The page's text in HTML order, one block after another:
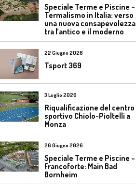
Speciale Terme e Piscine –
Termalismo in Italia: verso
una nuova consapevolezza
tra l’antico e il moderno
22 Giugno 2026
Tsport 369
3 Luglio 2026
Riqualificazione del centro
sportivo Chiolo-Pioltelli a
Monza
26 Giugno 2026
Speciale Terme e Piscine –
Francoforte: Main Bad
Bornheim